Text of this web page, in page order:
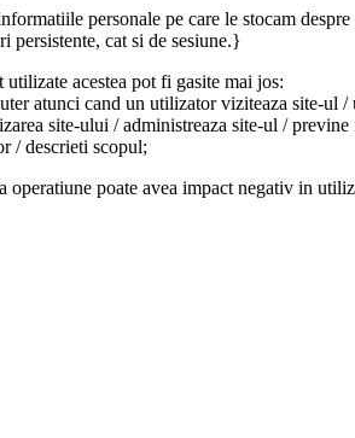
personale pe care le stocam
persistente, cat si de sesiune.}
acestea pot fi gasite mai jos:
atunci cand un utilizator viziteaza site-ul
site-ului / administreaza site-ul /
/ descrieti scopul;
operatiune poate avea impact negativ in